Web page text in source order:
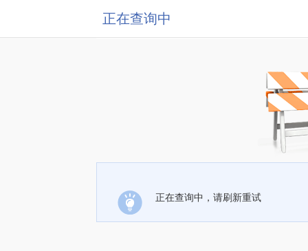
正在查询中
正在查询中，请刷新重试